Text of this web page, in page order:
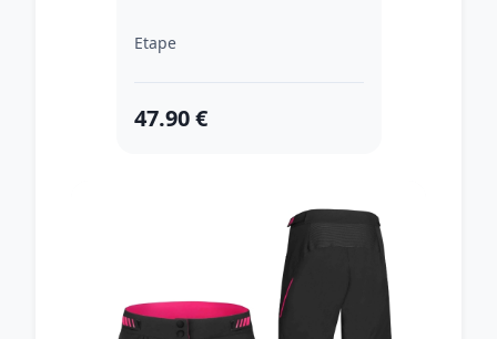
Etape
47.90 €